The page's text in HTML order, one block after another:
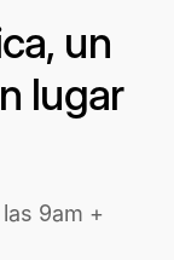
un
lugar
9am +